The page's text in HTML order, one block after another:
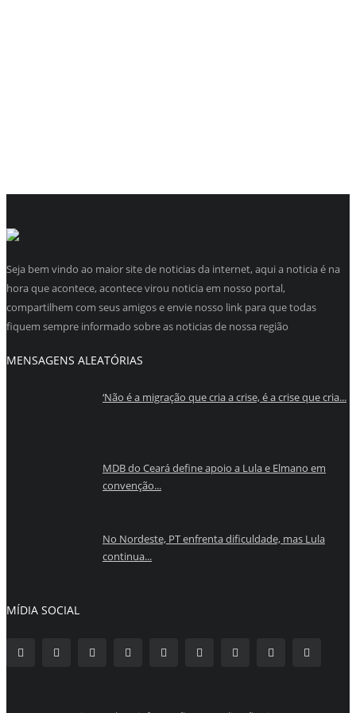
Seja bem vindo ao maior site de noticias da internet, aqui a noticia é na
hora que acontece, acontece virou noticia em nosso portal,
compartilhem com seus amigos e envie nosso link para que todas
fiquem sempre informado sobre as noticias de nossa região
MENSAGENS ALEATÓRIAS
‘Não é a migração que cria a crise, é a crise que cria...
MDB do Ceará define apoio a Lula e Elmano em
convenção...
No Nordeste, PT enfrenta dificuldade, mas Lula
continua...
MÍDIA SOCIAL